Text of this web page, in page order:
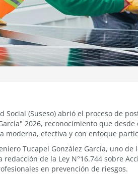
Social (Suseso) abrió el proceso de
2026, reconocimiento que
moderna, efectiva y con enfoque
Tucapel González García, uno
de la Ley N°16.744 sobre
en prevención de riesgos.